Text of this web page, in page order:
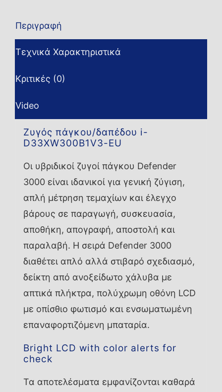
Περιγραφή
Τεχνικά Χαρακτηριστικά
Κριτικές (0)
Video
Ζυγός πάγκου/δαπέδου i-
D33XW300B1V3-EU
Οι υβριδικοί ζυγοί πάγκου Defender
3000 είναι ιδανικοί για γενική ζύγιση,
απλή μέτρηση τεμαχίων και έλεγχο
βάρους σε παραγωγή, συσκευασία,
αποθήκη, απογραφή, αποστολή και
παραλαβή. Η σειρά Defender 3000
διαθέτει απλό αλλά στιβαρό σχεδιασμό,
δείκτη από ανοξείδωτο χάλυβα με
απτικά πλήκτρα, πολύχρωμη οθόνη LCD
με οπίσθιο φωτισμό και ενσωματωμένη
επαναφορτιζόμενη μπαταρία.
Bright LCD with color alerts for
check
Τα αποτελέσματα εμφανίζονται καθαρά